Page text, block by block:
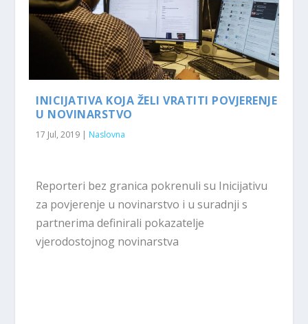
INICIJATIVA KOJA ŽELI VRATITI POVJERENJE
U NOVINARSTVO
17 Jul, 2019 | Naslovna
Reporteri bez granica pokrenuli su Inicijativu
za povjerenje u novinarstvo i u suradnji s
partnerima definirali pokazatelje
vjerodostojnog novinarstva